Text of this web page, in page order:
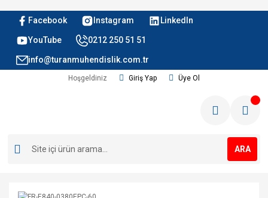
Facebook Instagram LinkedIn
YouTube 0212 250 51 51
info@turanmuhendislik.com.tr
Hoşgeldiniz Giriş Yap Üye Ol
ARA